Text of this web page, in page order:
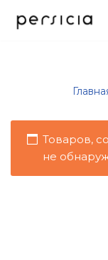
Товаров,
не